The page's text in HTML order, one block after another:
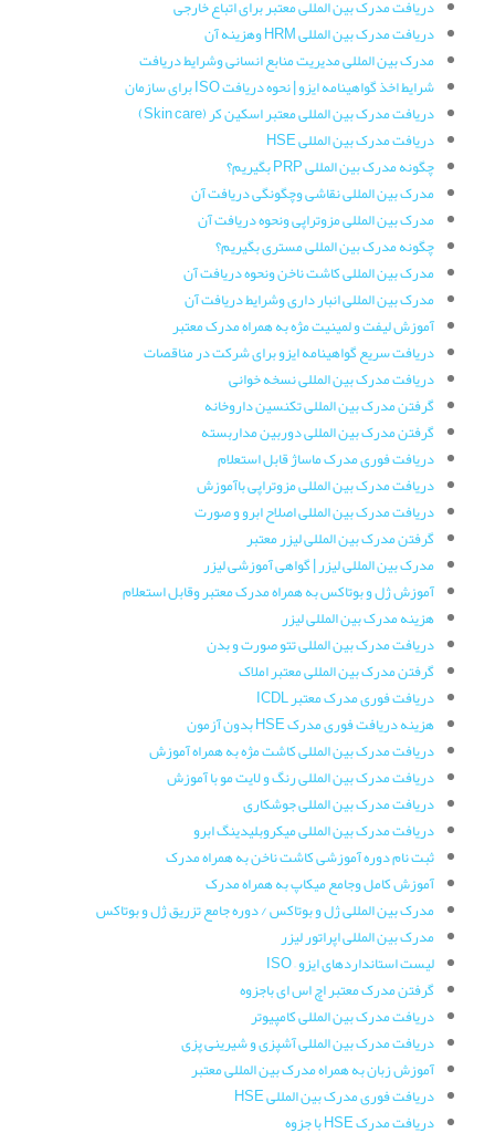
دریافت مدرک بین المللی معتبر برای اتباع خارجی
دریافت مدرک بین المللی HRM وهزینه آن
مدرک بین المللی مدیریت منابع انسانی وشرایط دریافت
شرایط اخذ گواهینامه ایزو | نحوه دریافت ISO برای سازمان
دریافت مدرک بین المللی معتبر اسکین کر (Skin care)
دریافت مدرک بین المللی HSE
چگونه مدرک بین المللی PRP بگیریم؟
مدرک بین المللی نقاشی وچگونگی دریافت آن
مدرک بین المللی مزوتراپی ونحوه دریافت آن
چگونه مدرک بین المللی مستری بگیریم؟
مدرک بین المللی کاشت ناخن ونحوه دریافت آن
مدرک بین المللی انبار داری وشرایط دریافت آن
آموزش لیفت و لمینیت مژه به همراه مدرک معتبر
دریافت سریع گواهینامه ایزو برای شرکت در مناقصات
دریافت مدرک بین المللی نسخه خوانی
گرفتن مدرک بین المللی تکنسین داروخانه
گرفتن مدرک بین المللی دوربین مداربسته
دریافت فوری مدرک ماساژ قابل استعلام
دریافت مدرک بین المللی مزوتراپی باآموزش
دریافت مدرک بین المللی اصلاح ابرو و صورت
گرفتن مدرک بین المللی لیزر معتبر
مدرک بین المللی لیزر | گواهی آموزشی لیزر
آموزش ژل و بوتاکس به همراه مدرک معتبر وقابل استعلام
هزینه مدرک بین المللی لیزر
دریافت مدرک بین المللی تتو صورت و بدن
گرفتن مدرک بین المللی معتبر املاک
دریافت فوری مدرک معتبر ICDL
هزینه دریافت فوری مدرک HSE بدون آزمون
دریافت مدرک بین المللی کاشت مژه به همراه آموزش
دریافت مدرک بین المللی رنگ و لایت مو با آموزش
دریافت مدرک بین المللی جوشکاری
دریافت مدرک بین المللی میکروبلیدینگ ابرو
ثبت نام دوره آموزشی کاشت ناخن به همراه مدرک
آموزش کامل وجامع میکاپ به همراه مدرک
مدرک بین المللی ژل و بوتاکس / دوره جامع تزریق ژل و بوتاکس
مدرک بین المللی اپراتور لیزر
لیست استانداردهای ایزو – ISO
گرفتن مدرک معتبر اچ اس ای باجزوه
دریافت مدرک بین المللی کامپیوتر
دریافت مدرک بین المللی آشپزی و شیرینی پزی
آموزش زبان به همراه مدرک بین المللی معتبر
دریافت فوری مدرک بین المللی HSE
دریافت مدرک HSE با جزوه